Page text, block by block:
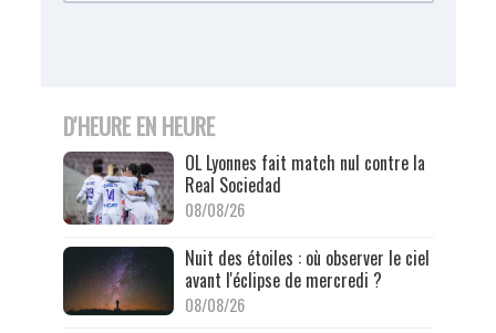
D'HEURE EN HEURE
OL Lyonnes fait match nul contre la
Real Sociedad
08/08/26
Nuit des étoiles : où observer le ciel
avant l'éclipse de mercredi ?
08/08/26